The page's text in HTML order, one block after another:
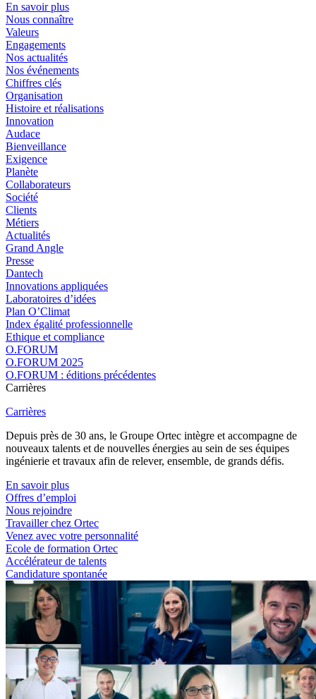
En savoir plus
Nous connaître
Valeurs
Engagements
Nos actualités
Nos événements
Chiffres clés
Organisation
Histoire et réalisations
Innovation
Audace
Bienveillance
Exigence
Planète
Collaborateurs
Société
Clients
Métiers
Actualités
Grand Angle
Presse
Dantech
Innovations appliquées
Laboratoires d’idées
Plan O’Climat
Index égalité professionnelle
Ethique et compliance
O.FORUM
O.FORUM 2025
O.FORUM : éditions précédentes
Carrières
Carrières
Depuis près de 30 ans, le Groupe Ortec intègre et accompagne de
nouveaux talents et de nouvelles énergies au sein de ses équipes
ingénierie et travaux afin de relever, ensemble, de grands défis.
En savoir plus
Offres d’emploi
Nous rejoindre
Travailler chez Ortec
Venez avec votre personnalité
Ecole de formation Ortec
Accélérateur de talents
Candidature spontanée